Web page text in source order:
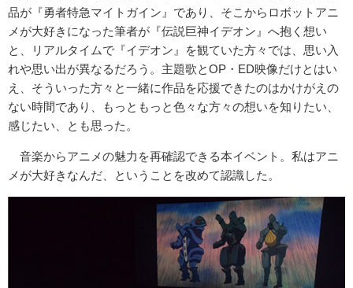
品が『勇者特急マイトガイン』であり、そこからロボットアニ
メが大好きになった筆者が『伝説巨神イデオン』へ抱く想い
と、リアルタイムで『イデオン』を観ていた方々では、思い入
れや思い出が異なるだろう。主題歌とOP・ED映像だけとはい
え、そういった方々と一緒に作品を応援できたのはかけがえの
ない時間であり、もっともっと色々な方々の想いを知りたい、
感じたい、とも思った。
音楽からアニメの魅力を再確認できる本イベント。私はアニ
メが大好きなんだ、ということを改めて認識した。